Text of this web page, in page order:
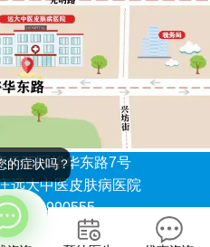
桥西区裕华东路7号
远大中医皮肤病医院
86990555
号
的症状吗？